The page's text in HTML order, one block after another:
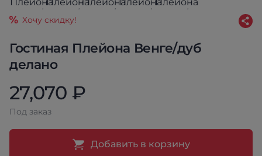
Гостиная Плейона Венге/дуб
делано
Хочу скидку!
27,070 ₽
Под заказ
Добавить в корзину